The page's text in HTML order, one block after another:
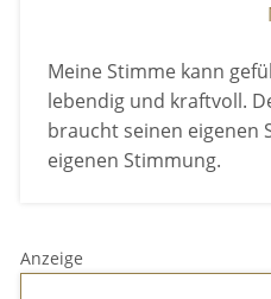
Meine Stimme kann
lebendig und kraftvoll.
braucht seinen eigenen
eigenen Stimmung.
Anzeige